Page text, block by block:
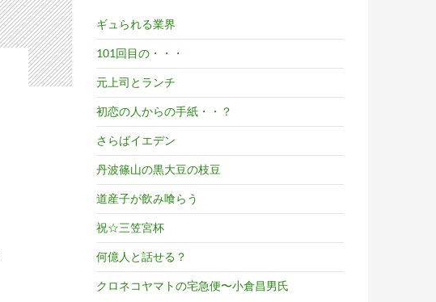
ギュられる業界
101回目の・・・
元上司とランチ
初恋の人からの手紙・・？
さらばイエデン
丹波篠山の黒大豆の枝豆
道産子が飲み喰らう
祝☆三笠宮杯
何億人と話せる？
クロネコヤマトの宅急便〜小倉昌男氏